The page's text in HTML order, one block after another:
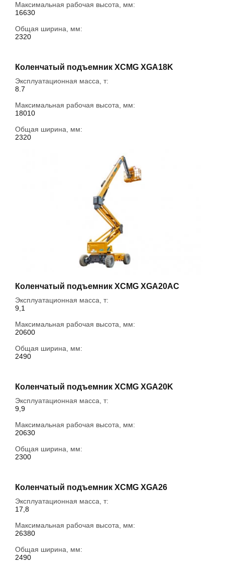
Максимальная рабочая высота, мм:
16630
Общая ширина, мм:
2320
Коленчатый подъемник XCMG XGA18K
Эксплуатационная масса, т:
8.7
Максимальная рабочая высота, мм:
18010
Общая ширина, мм:
2320
Коленчатый подъемник XCMG XGA20AC
Эксплуатационная масса, т:
9,1
Максимальная рабочая высота, мм:
20600
Общая ширина, мм:
2490
Коленчатый подъемник XCMG XGA20K
Эксплуатационная масса, т:
9,9
Максимальная рабочая высота, мм:
20630
Общая ширина, мм:
2300
Коленчатый подъемник XCMG XGA26
Эксплуатационная масса, т:
17,8
Максимальная рабочая высота, мм:
26380
Общая ширина, мм:
2490